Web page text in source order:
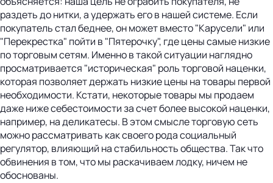
раздеть до нитки, а удержать его в нашей системе. Если
покупатель стал беднее, он может вместо "Карусели" или
"Перекрестка" пойти в "Пятерочку", где цены самые низкие
по торговым сетям. Именно в такой ситуации наглядно
просматривается "историческая" роль торговой наценки,
которая позволяет держать низкие цены на товары первой
необходимости. Кстати, некоторые товары мы продаем
даже ниже себестоимости за счет более высокой наценки,
например, на деликатесы. В этом смысле торговую сеть
можно рассматривать как своего рода социальный
регулятор, влияющий на стабильность общества. Так что
обвинения в том, что мы раскачиваем лодку, ничем не
обоснованы.